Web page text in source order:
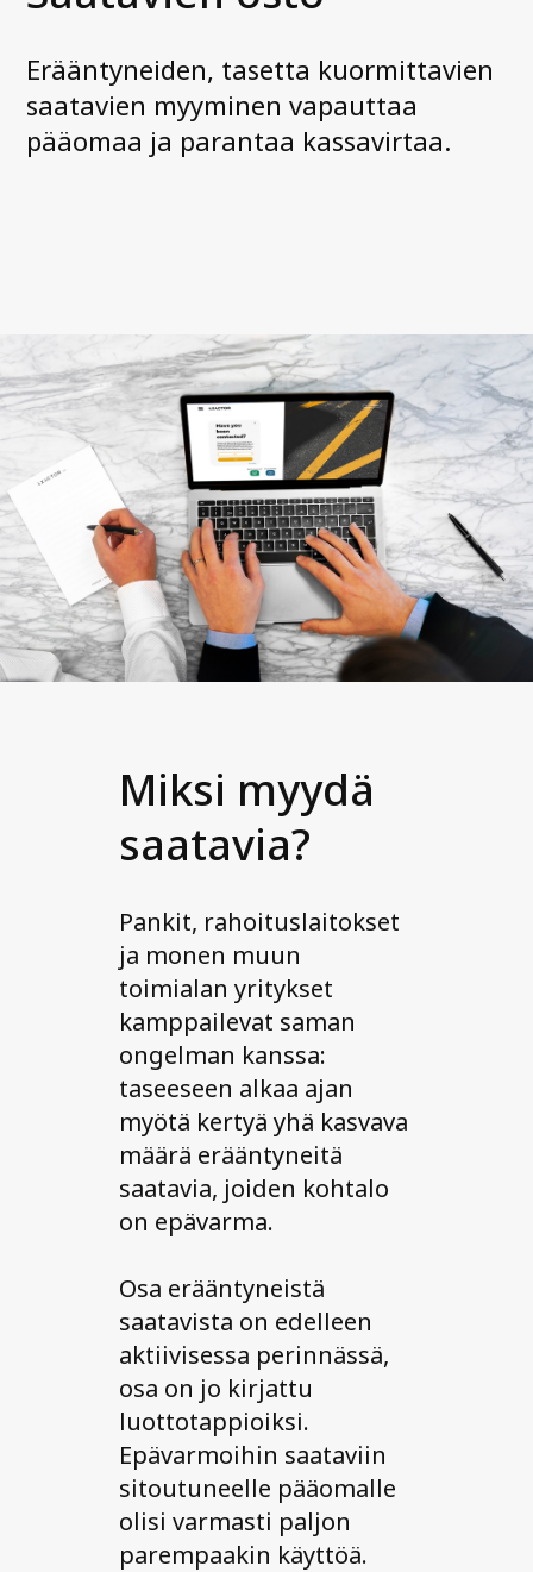
Uutiset ja media
Ota yhteyttä
Erääntyneiden, tasetta kuormittavien
saatavien myyminen vapauttaa
pääomaa ja parantaa kassavirtaa.
Miksi myydä
saatavia?
Pankit, rahoituslaitokset
ja monen muun
toimialan yritykset
kamppailevat saman
ongelman kanssa:
taseeseen alkaa ajan
myötä kertyä yhä kasvava
määrä erääntyneitä
saatavia, joiden kohtalo
on epävarma.
Osa erääntyneistä
saatavista on edelleen
aktiivisessa perinnässä,
osa on jo kirjattu
luottotappioiksi.
Epävarmoihin saataviin
sitoutuneelle pääomalle
olisi varmasti paljon
parempaakin käyttöä.